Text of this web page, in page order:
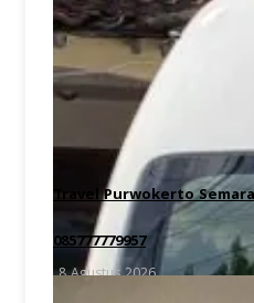
Travel Purwokerto
085777779957
8 Agustus 2026